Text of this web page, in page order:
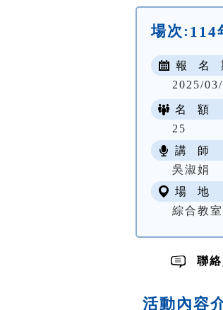
場次: 114
報 名
2025/
名 額
25
講 師
吳淑娟
場 地
綜合教
聯
活動內容